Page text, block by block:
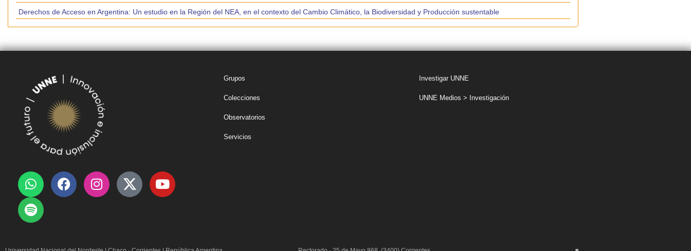
Derechos de Acceso en Argentina: Un estudio en la Región del NEA, en el contexto del Cambio Climático, la Biodiversidad y Producción sustentable
Grupos
Colecciones
Observatorios
Servicios
Investigar UNNE
UNNE Medios > Investigación